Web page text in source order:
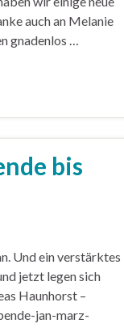
auch an Melanie
gnadenlos …
bis
Und ein verstärktes
jetzt legen sich
Haunhorst –
jan-marz-